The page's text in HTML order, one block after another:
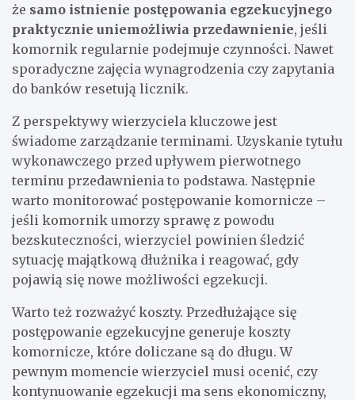
że samo istnienie postępowania egzekucyjnego
praktycznie uniemożliwia przedawnienie, jeśli
komornik regularnie podejmuje czynności. Nawet
sporadyczne zajęcia wynagrodzenia czy zapytania
do banków resetują licznik.
Z perspektywy wierzyciela kluczowe jest
świadome zarządzanie terminami. Uzyskanie tytułu
wykonawczego przed upływem pierwotnego
terminu przedawnienia to podstawa. Następnie
warto monitorować postępowanie komornicze –
jeśli komornik umorzy sprawę z powodu
bezskuteczności, wierzyciel powinien śledzić
sytuację majątkową dłużnika i reagować, gdy
pojawią się nowe możliwości egzekucji.
Warto też rozważyć koszty. Przedłużające się
postępowanie egzekucyjne generuje koszty
komornicze, które doliczane są do długu. W
pewnym momencie wierzyciel musi ocenić, czy
kontynuowanie egzekucji ma sens ekonomiczny,